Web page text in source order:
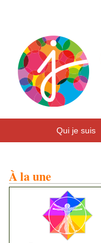
Qui je suis
À la une